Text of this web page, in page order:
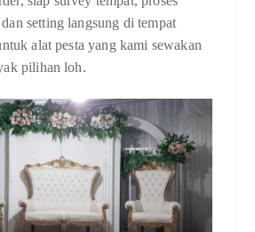
setting langsung di tempat
alat pesta yang kami sewakan
pilihan loh.